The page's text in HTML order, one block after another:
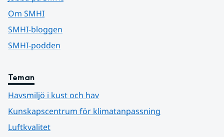
Om SMHI
SMHI-bloggen
SMHI-podden
Teman
Havsmiljö i kust och hav
Kunskapscentrum för klimatanpassning
Luftkvalitet